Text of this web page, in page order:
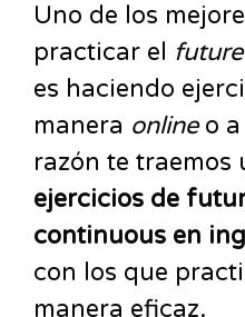
Uno de los
practicar el
es haciendo
manera onlineo
razón te traemos
ejercicios de
continuous en
con los que
manera eficaz.